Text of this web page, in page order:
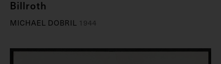
Billroth
MICHAEL DOBRIL 1944